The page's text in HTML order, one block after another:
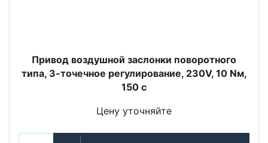
Привод воздушной заслонки поворотного
типа, 3-точечное регулирование, 230V, 10 Nм,
150 с
Цену уточняйте